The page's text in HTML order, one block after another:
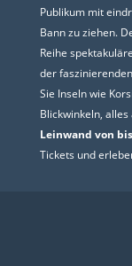
Publikum mit
Bann zu ziehen.
Reihe
der
Sie Inseln wie
Blickwinkeln,
Leinwand von
Tickets und